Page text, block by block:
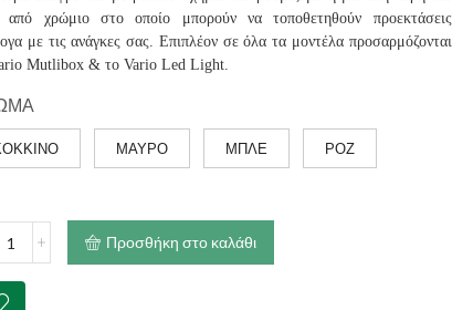
από χρώμιο στο οποίο μπορούν να τοποθετηθούν προεκτάσεις
με τις ανάγκες σας. Επιπλέον σε όλα τα μοντέλα προσαρμόζονται
Mutlibox & το Vario Led Light.
ΜΑΥΡΟ ΜΠΛΕ ΡΟΖ
Προσθήκη στο καλάθι